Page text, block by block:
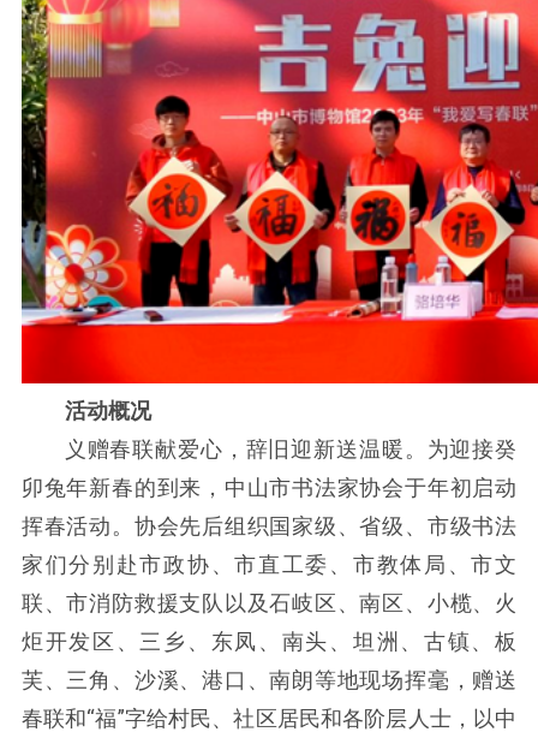
活动概况
义赠春联献爱心，辞旧迎新送温暖。为迎接癸
卯兔年新春的到来，中山市书法家协会于年初启动
挥春活动。协会先后组织国家级、省级、市级书法
家们分别赴市政协、市直工委、市教体局、市文
联、市消防救援支队以及石岐区、南区、小榄、火
炬开发区、三乡、东凤、南头、坦洲、古镇、板
芙、三角、沙溪、港口、南朗等地现场挥毫，赠送
春联和“福”字给村民、社区居民和各阶层人士，以中